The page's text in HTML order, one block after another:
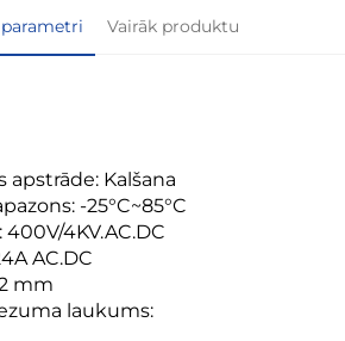
Vairāk produktu
apstrāde: Kalšana
-25°C~85°C
4KV.AC.DC
AC.DC
mm
laukums: